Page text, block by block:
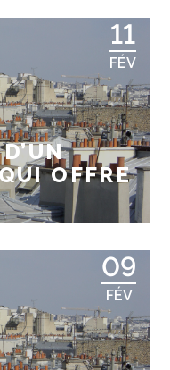
11
FÉV
OFFRE
09
FÉV